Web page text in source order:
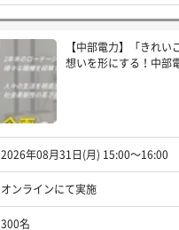
【中部電力】「きれい
想いを形にする！中部
2026年08月31日(月) 15:00〜16:00
オンラインにて実施
300名